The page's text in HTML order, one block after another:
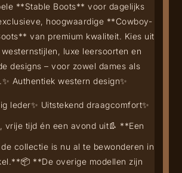
**Stable Boots** voor dagelijks
hoogwaardige **Cowboy-
van premium kwaliteit. Kies uit
westernstijlen, luxe leersoorten en
designs – voor zowel dames als
✨ Authentiek western design✨
leder✨ Uitstekend draagcomfort✨
vrije tijd én een avond uit👢 **Een
collectie is nu al te bewonderen in
📦 **De overige modellen zijn